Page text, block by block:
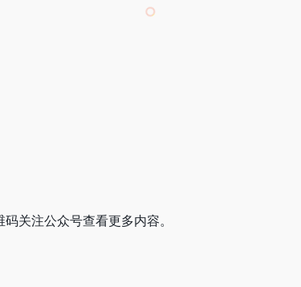
关注公众号查看更多内容。